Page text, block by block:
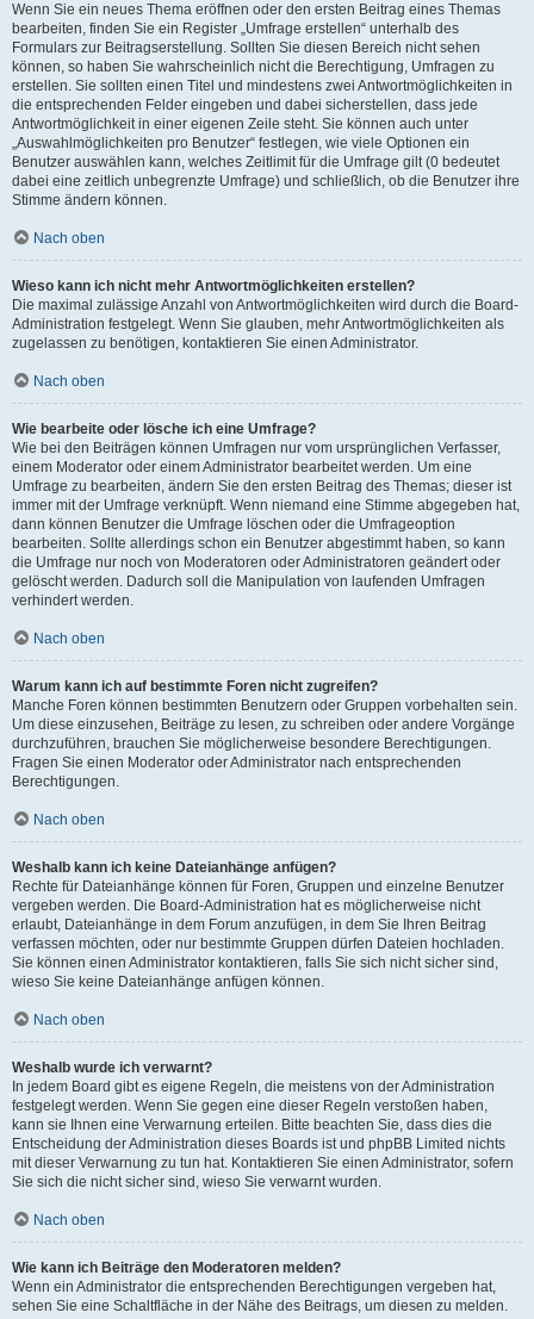
Wenn Sie ein neues Thema eröffnen oder den ersten Beitrag eines Themas
bearbeiten, finden Sie ein Register „Umfrage erstellen“ unterhalb des
Formulars zur Beitragserstellung. Sollten Sie diesen Bereich nicht sehen
können, so haben Sie wahrscheinlich nicht die Berechtigung, Umfragen zu
erstellen. Sie sollten einen Titel und mindestens zwei Antwortmöglichkeiten in
die entsprechenden Felder eingeben und dabei sicherstellen, dass jede
Antwortmöglichkeit in einer eigenen Zeile steht. Sie können auch unter
„Auswahlmöglichkeiten pro Benutzer“ festlegen, wie viele Optionen ein
Benutzer auswählen kann, welches Zeitlimit für die Umfrage gilt (0 bedeutet
dabei eine zeitlich unbegrenzte Umfrage) und schließlich, ob die Benutzer ihre
Stimme ändern können.
Nach oben
Wieso kann ich nicht mehr Antwortmöglichkeiten erstellen?
Die maximal zulässige Anzahl von Antwortmöglichkeiten wird durch die Board-
Administration festgelegt. Wenn Sie glauben, mehr Antwortmöglichkeiten als
zugelassen zu benötigen, kontaktieren Sie einen Administrator.
Nach oben
Wie bearbeite oder lösche ich eine Umfrage?
Wie bei den Beiträgen können Umfragen nur vom ursprünglichen Verfasser,
einem Moderator oder einem Administrator bearbeitet werden. Um eine
Umfrage zu bearbeiten, ändern Sie den ersten Beitrag des Themas; dieser ist
immer mit der Umfrage verknüpft. Wenn niemand eine Stimme abgegeben hat,
dann können Benutzer die Umfrage löschen oder die Umfrageoption
bearbeiten. Sollte allerdings schon ein Benutzer abgestimmt haben, so kann
die Umfrage nur noch von Moderatoren oder Administratoren geändert oder
gelöscht werden. Dadurch soll die Manipulation von laufenden Umfragen
verhindert werden.
Nach oben
Warum kann ich auf bestimmte Foren nicht zugreifen?
Manche Foren können bestimmten Benutzern oder Gruppen vorbehalten sein.
Um diese einzusehen, Beiträge zu lesen, zu schreiben oder andere Vorgänge
durchzuführen, brauchen Sie möglicherweise besondere Berechtigungen.
Fragen Sie einen Moderator oder Administrator nach entsprechenden
Berechtigungen.
Nach oben
Weshalb kann ich keine Dateianhänge anfügen?
Rechte für Dateianhänge können für Foren, Gruppen und einzelne Benutzer
vergeben werden. Die Board-Administration hat es möglicherweise nicht
erlaubt, Dateianhänge in dem Forum anzufügen, in dem Sie Ihren Beitrag
verfassen möchten, oder nur bestimmte Gruppen dürfen Dateien hochladen.
Sie können einen Administrator kontaktieren, falls Sie sich nicht sicher sind,
wieso Sie keine Dateianhänge anfügen können.
Nach oben
Weshalb wurde ich verwarnt?
In jedem Board gibt es eigene Regeln, die meistens von der Administration
festgelegt werden. Wenn Sie gegen eine dieser Regeln verstoßen haben,
kann sie Ihnen eine Verwarnung erteilen. Bitte beachten Sie, dass dies die
Entscheidung der Administration dieses Boards ist und phpBB Limited nichts
mit dieser Verwarnung zu tun hat. Kontaktieren Sie einen Administrator, sofern
Sie sich die nicht sicher sind, wieso Sie verwarnt wurden.
Nach oben
Wie kann ich Beiträge den Moderatoren melden?
Wenn ein Administrator die entsprechenden Berechtigungen vergeben hat,
sehen Sie eine Schaltfläche in der Nähe des Beitrags, um diesen zu melden.